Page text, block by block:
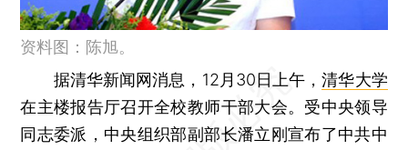
资料图：陈旭。
据清华新闻网消息，12月30日上午，清华大学
在主楼报告厅召开全校教师干部大会。受中央领导
同志委派，中央组织部副部长潘立刚宣布了中共中